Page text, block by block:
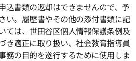
込書類の返却はできませんので、予
い。履歴書やその他の添付書類に記
ては、世田谷区個人情報保護条例及
き適正に取り扱い、社会教育指導員
務の目的を遂行するために使用しま